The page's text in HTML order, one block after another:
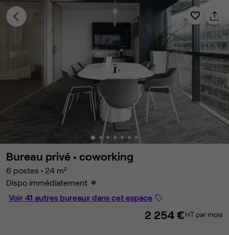
Bureau privé • coworking
6 postes • 24 m²
Dispo immédiatement
Voir 41 autres bureaux dans cet espace
2 254 €HT par mois